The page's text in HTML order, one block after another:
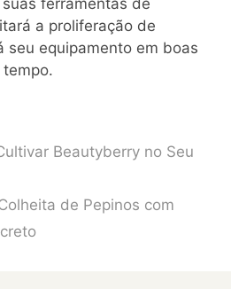
a proliferação de
seu equipamento em boas
Beautyberry no Seu
de Pepinos com